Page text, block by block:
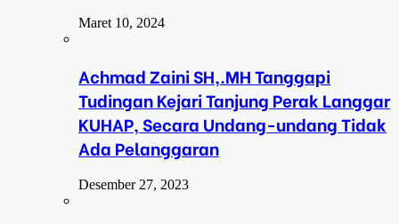
Maret 10, 2024
Achmad Zaini SH,.MH Tanggapi
Tudingan Kejari Tanjung Perak Langgar
KUHAP, Secara Undang-undang Tidak
Ada Pelanggaran
Desember 27, 2023